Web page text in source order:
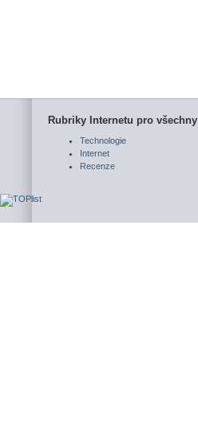
Rubriky Internetu pro všechny
Technologie
Internet
Recenze